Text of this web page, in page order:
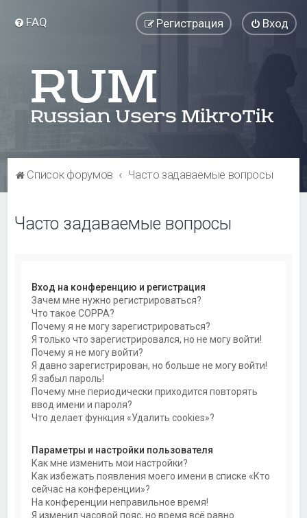
FAQ Вход
Регистрация
Список форумов Часто задаваемые вопросы
Часто задаваемые вопросы
Вход на конференцию и регистрация
Зачем мне нужно регистрироваться?
Что такое COPPA?
Почему я не могу зарегистрироваться?
Я только что зарегистрировался, но не могу войти!
Почему я не могу войти?
Я давно зарегистрирован, но больше не могу войти!
Я забыл пароль!
Почему мне периодически приходится повторять
ввод имени и пароля?
Что делает функция «Удалить cookies»?
Параметры и настройки пользователя
Как мне изменить мои настройки?
Как избежать появления моего имени в списке «Кто
сейчас на конференции»?
На конференции неправильное время!
Я изменил часовой пояс, но время всё равно